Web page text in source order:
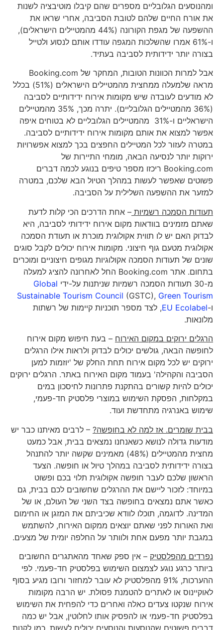
ומהנוסעים הגלובליים מספרים שהם קיבלו מוטיבציה לשנות
את אורח החיים שלהם לטובת הסביבה, אחרי שראו את
ההשפעה של מגפת הקורונה (44% מהמטיילים הישראלים),
ו-61% אמרו שהשלכות המגפה עודדו אותם לנסוע ולטייל
בצורה יותר ידידותית לסביבה בעתיד.
אבל למרות הכוונות הטובות, המחקר של Booking.com
מראה שלמעלה ממחצית מהמטיילים הישראלים (51%) בכלל
לא מודעים לעובדה שיש מקומות אירוח ידידותיים לסביבה
(36% מהמטיילים הגלובליים). יתרה מכך, 35% מהמטיילים
הישראליים ו-31% מהמטיילים הגלובליים לא בטוחים איפה
אפשר למצוא את אותם מקומות אירוח ידידותיים לסביבה.
במטרה לעזור לכל המטיילים החפצים בכך למצוא אפשרויות
ירוקות יותר לנסיעה הבאה, מומחי התיירות של
Booking.com ריכזו מספר טיפים בנוגע לכמה דברים
פשוטים שאפשר לעשות במהלך הטיול הבא שלכם, במטרה
למזער את ההשפעה השלילית על הסביבה.
תעודות הסמכה רשמיות– אחת הדרכים הכי קלות לדעת
שאתם מזמינים בוודאות מקום אירוח ידידותי לסביבה, היא
לבדוק האם יש לו תווית אקולוגית מוכרת או תעודת הסמכה
אקולוגית מטעם גוף חיצוני. מקומות אירוח יכולים לקבל סוגים
שונים של תעודות הסמכה אקולוגיות מגופים חיצוניים ומוכרים
בתחום. אתר Booking.com החל לאחרונה להציג למעלה
Global
Sustainable Tourism Council(GSTC),Green Tourism
EU Ecolabel, לצד מספר תוכניות קיימות של רשתות
מלונאות.
הרגלים ירוקים במקום האירוח– בעת חיפוש מקום אירוח
לחופשה הבאה, גולשים יכולים לבדוק ולראות אילו הרגלים
ירוקים יש לכל מקום אירוח תחת החלק של 'יוזמות למען
הסביבה והקהילה' בעמוד מקום האירוח באתר. הרגלים ירוקים
יכולים להיות קשורים בהתקנת פתרונות לחיסכון במים
במקלחות, הפסקת השימוש במוצרי פלסטיק חד-פעמי,
שימוש באנרגיה מתחדשת ועוד.
בבית שומרים. אז למה לא בחופשה?– לרבים מאיתנו כבר יש
מודעות גדולה לנושא כשאנחנו נמצאים בבית, אבל כמעט
מחצית מהמטיילים (48%) מאמינים שקשה יותר להתנהל
בצורה ידידותית לסביבה במהלך טיול או חופשה. הצעד
הראשון שלכם לעבר חופשה אקולוגית תלוי בכם ופשוט
במיוחד: לזכור ליישם את ההרגלים שחשובים לכם בבית, גם
כאשר אתם נמצאים בחופשה בצד השני של העולם, או של
המדינה. לדוגמה, תוכלו לוודא שכיביתם את המזגן או החימום
ואת האורות לפני שאתם יוצאים ממקום האירוח, להשתמש
במגבת יותר מפעם אחת ולוותר על החלפה יומית של מצעים.
נפרדים מהפלסטיק– אין ספק שאחד מהאתגרים החשובים
ביותר כרגע נוגע לצמצום השימוש בפלסטיק חד-פעמי. לפי
ההערכות, 91% מהפלסטיק לא עובר למחזור ורובו מגיע בסוף
לאוקיינוס או לאתרים להטמנת פסולת. יש הרבה מקומות
אירוח שנקטו צעדים כאלה ואחרים כדי להפחית את השימוש
בפלסטיק חד-פעמי או להפסיק אותו לחלוטין, אבל יש כמה